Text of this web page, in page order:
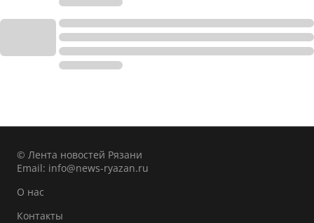
© Лента новостей Рязани
Email: info@news-ryazan.ru
О нас
Контакты